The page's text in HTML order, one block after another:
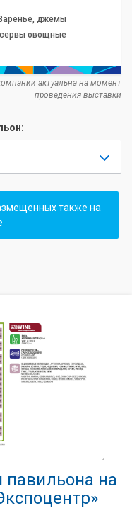
Варенье, джемы
овощные
актуальна на момент
проведения выставки
также на
на